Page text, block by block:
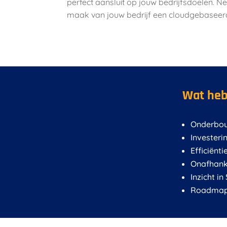
perfect aansluit op jouw bedrijfsdoelen.
maak van jouw bedrijf een
Wat
Inzicht in